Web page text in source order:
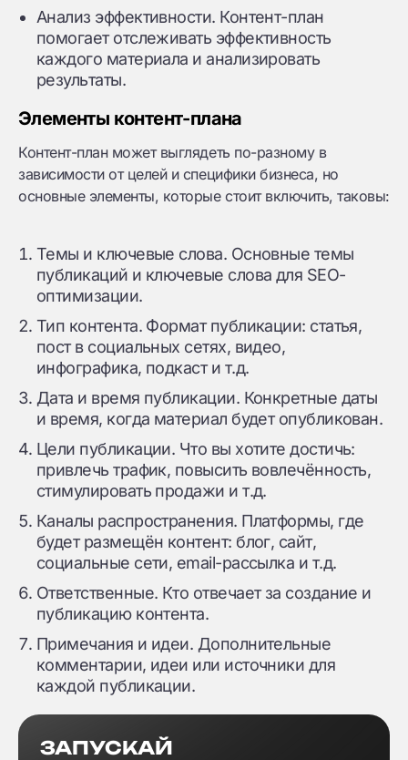
Анализ эффективности. Контент-план
помогает отслеживать эффективность
каждого материала и анализировать
результаты.
Элементы контент-плана
Контент-план может выглядеть по-разному в
зависимости от целей и специфики бизнеса, но
основные элементы, которые стоит включить, таковы:
Темы и ключевые слова. Основные темы
публикаций и ключевые слова для SEO-
оптимизации.
Тип контента. Формат публикации: статья,
пост в социальных сетях, видео,
инфографика, подкаст и т.д.
Дата и время публикации. Конкретные даты
и время, когда материал будет опубликован.
Цели публикации. Что вы хотите достичь:
привлечь трафик, повысить вовлечённость,
стимулировать продажи и т.д.
Каналы распространения. Платформы, где
будет размещён контент: блог, сайт,
социальные сети, email-рассылка и т.д.
Ответственные. Кто отвечает за создание и
публикацию контента.
Примечания и идеи. Дополнительные
комментарии, идеи или источники для
каждой публикации.
ЗАПУСКАЙ